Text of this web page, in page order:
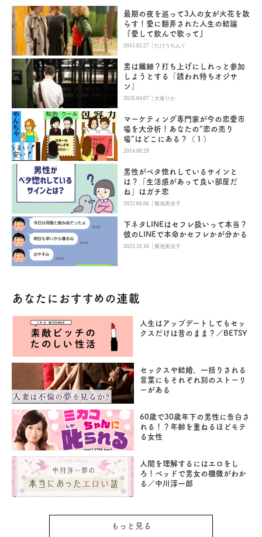
最期の夜を巡って3人の女が火花を散
らす！愛に翻弄された人生の結論
『愛して飲んで歌って』
2015.02.27 | たけうちんぐ
男は繊細？打ち上げにしれっと参加
しようとする「誘われ待ちオジサ
ン」
2026.04.07 |大泉りか
マーケティング専門家が今の恋愛市
場を大分析！あなたの“恋の売り
場”はどこにある？（１）
2014.08.29
男性がベタ惚れしているサインと
は？「生活感があって良い部屋だ
ね」はガチ恋
2022.06.06 |菊池美佳子
下ネタLINEはセフレ扱いって本当？
彼のLINEで本命かセフレかが分かる
2023.10.16 |菊池美佳子
あなたにおすすめの連載
人生はアップデートしてもセッ
クスだけは昔のまま？／BETSY
セックスや結婚。一括りされる
言葉にもそれぞれ別のストーリ
ーがある
60歳で30歳年下の男性に告白さ
れる！？年齢を重ねるほどモテ
る女性
人間を理解するにはエロをし
ろ！ベッドで男女の機微がわか
る／中川淳一郎
もっと見る